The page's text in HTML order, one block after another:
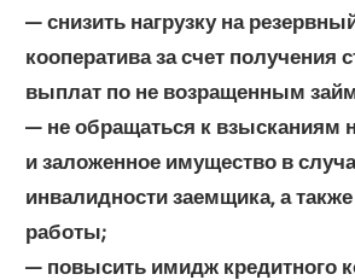
— снизить нагрузку на
кооператива за счет получения
выплат по не возращенным
— не обращаться к взысканиям
и заложенное имущество в
инвалидности заемщика, а
работы;
— повысить имидж кредитного